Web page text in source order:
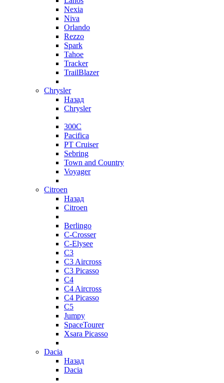
Nexia
Niva
Orlando
Rezzo
Spark
Tahoe
Tracker
TrailBlazer
Chrysler
Назад
Chrysler
300C
Pacifica
PT Cruiser
Sebring
Town and Country
Voyager
Citroen
Назад
Citroen
Berlingo
C-Crosser
C-Elysee
C3
C3 Aircross
C3 Picasso
C4
C4 Aircross
C4 Picasso
C5
Jumpy
SpaceTourer
Xsara Picasso
Dacia
Назад
Dacia